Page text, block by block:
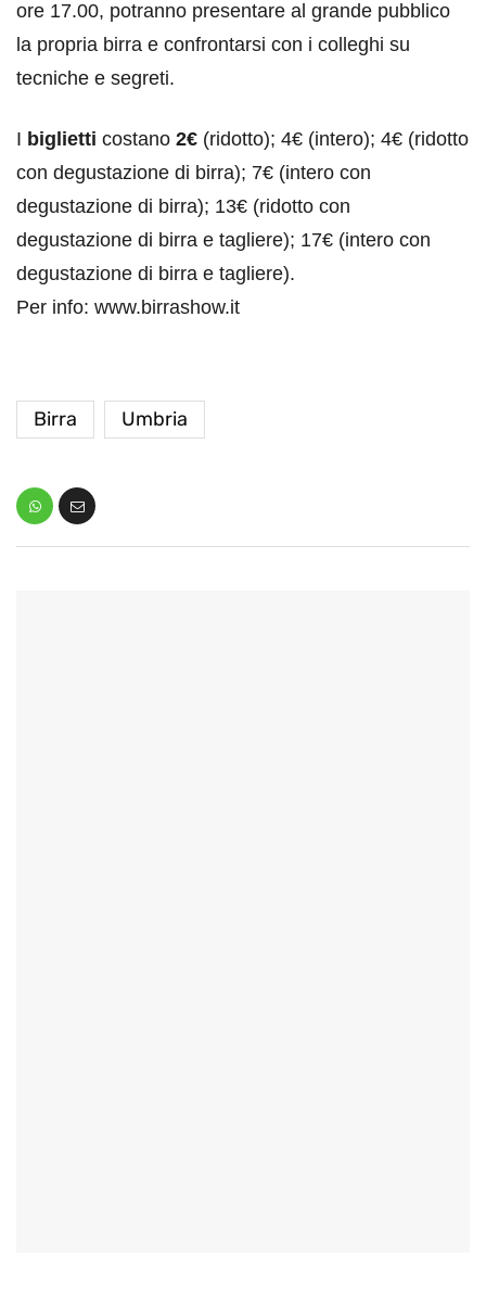
ore 17.00, potranno presentare al grande pubblico
la propria birra e confrontarsi con i colleghi su
tecniche e segreti.
I biglietti costano 2€ (ridotto); 4€ (intero); 4€ (ridotto
con degustazione di birra); 7€ (intero con
degustazione di birra); 13€ (ridotto con
degustazione di birra e tagliere); 17€ (intero con
degustazione di birra e tagliere).
Per info: www.birrashow.it
Birra Umbria